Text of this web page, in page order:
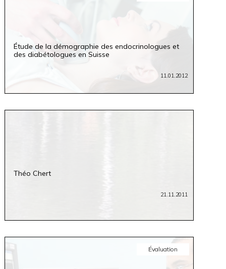
Étude de la démographie des endocrinologues et
des diabétologues en Suisse
11.01.2012
Théo Chert
21.11.2011
Évaluation